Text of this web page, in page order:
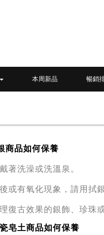
本周新品 暢銷
商品如何保養
著洗澡或洗溫泉。
或有氧化現象，請用拭
復古效果的銀飾、珍珠
皂土商品如何保養